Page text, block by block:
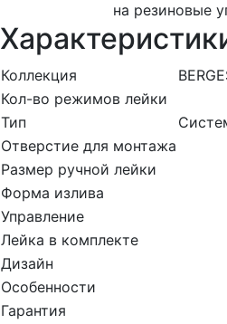
на резиновые
Коллекция
Кол-во режимов лейки
Тип
Отверстие для монтажа
Размер ручной лейки
Форма излива
Управление
Лейка в комплекте
Дизайн
Особенности
Гарантия